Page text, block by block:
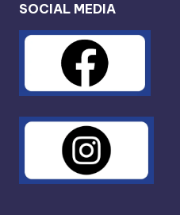
SOCIAL MEDIA